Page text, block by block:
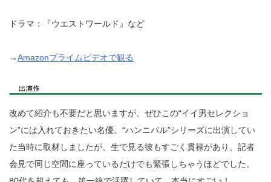
ドラマ：『ウエストワールド』など
→Amazonプライムビデオで観る
改めて紹介も不要だと思いますが、ぜひこの“イイ男セレクショ
ン”には入れておきたい名優。“ハンニバル”シリーズに出演してい
た当時に取材しましたが、生で見る彼もすごく貫禄があり、記者
会見で同じ空間に座っているだけでも緊張しちゃうほどでした。